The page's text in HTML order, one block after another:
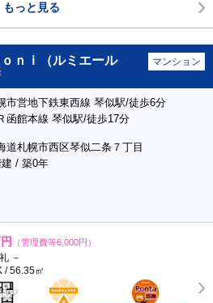
もっと見る
ｎｉ（ルミエール
マンション
市営地下鉄東西線 琴似駅/徒歩6分
函館本線 琴似駅/徒歩17分
道札幌市西区琴似二条７丁目
/ 築0年
（管理費等6,000円）
－
/ 56.35㎡
BunChinPAY
ポンタ
部屋